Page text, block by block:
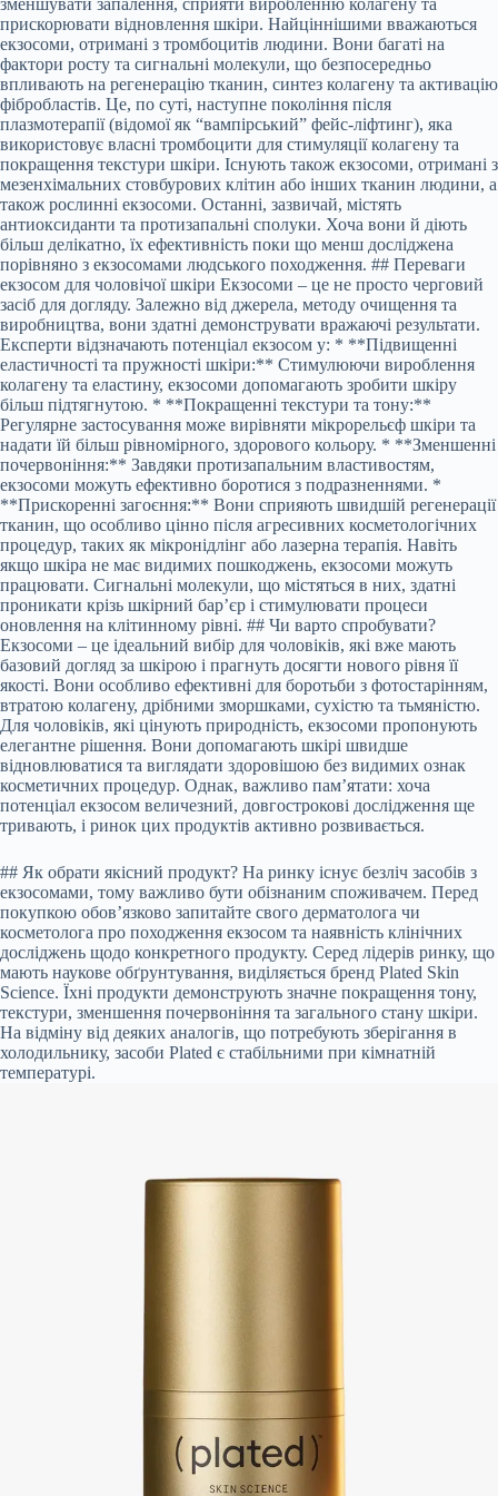
зменшувати запалення, сприяти виробленню колагену та
прискорювати відновлення шкіри. Найціннішими вважаються
екзосоми, отримані з тромбоцитів людини. Вони багаті на
фактори росту та сигнальні молекули, що безпосередньо
впливають на регенерацію тканин, синтез колагену та активацію
фібробластів. Це, по суті, наступне покоління після
плазмотерапії (відомої як “вампірський” фейс-ліфтинг), яка
використовує власні тромбоцити для стимуляції колагену та
покращення текстури шкіри. Існують також екзосоми, отримані з
мезенхімальних стовбурових клітин або інших тканин людини, а
також рослинні екзосоми. Останні, зазвичай, містять
антиоксиданти та протизапальні сполуки. Хоча вони й діють
більш делікатно, їх ефективність поки що менш досліджена
порівняно з екзосомами людського походження. ## Переваги
екзосом для чоловічої шкіри Екзосоми – це не просто черговий
засіб для догляду. Залежно від джерела, методу очищення та
виробництва, вони здатні демонструвати вражаючі результати.
Експерти відзначають потенціал екзосом у: * **Підвищенні
еластичності та пружності шкіри:** Стимулюючи вироблення
колагену та еластину, екзосоми допомагають зробити шкіру
більш підтягнутою. * **Покращенні текстури та тону:**
Регулярне застосування може вирівняти мікрорельєф шкіри та
надати їй більш рівномірного, здорового кольору. * **Зменшенні
почервоніння:** Завдяки протизапальним властивостям,
екзосоми можуть ефективно боротися з подразненнями. *
**Прискоренні загоєння:** Вони сприяють швидшій регенерації
тканин, що особливо цінно після агресивних косметологічних
процедур, таких як мікронідлінг або лазерна терапія. Навіть
якщо шкіра не має видимих пошкоджень, екзосоми можуть
працювати. Сигнальні молекули, що містяться в них, здатні
проникати крізь шкірний бар’єр і стимулювати процеси
оновлення на клітинному рівні. ## Чи варто спробувати?
Екзосоми – це ідеальний вибір для чоловіків, які вже мають
базовий догляд за шкірою і прагнуть досягти нового рівня її
якості. Вони особливо ефективні для боротьби з фотостарінням,
втратою колагену, дрібними зморшками, сухістю та тьмяністю.
Для чоловіків, які цінують природність, екзосоми пропонують
елегантне рішення. Вони допомагають шкірі швидше
відновлюватися та виглядати здоровішою без видимих ознак
косметичних процедур. Однак, важливо пам’ятати: хоча
потенціал екзосом величезний, довгострокові дослідження ще
тривають, і ринок цих продуктів активно розвивається.
## Як обрати якісний продукт? На ринку існує безліч засобів з
екзосомами, тому важливо бути обізнаним споживачем. Перед
покупкою обов’язково запитайте свого дерматолога чи
косметолога про походження екзосом та наявність клінічних
досліджень щодо конкретного продукту. Серед лідерів ринку, що
мають наукове обґрунтування, виділяється бренд Plated Skin
Science. Їхні продукти демонструють значне покращення тону,
текстури, зменшення почервоніння та загального стану шкіри.
На відміну від деяких аналогів, що потребують зберігання в
холодильнику, засоби Plated є стабільними при кімнатній
температурі.